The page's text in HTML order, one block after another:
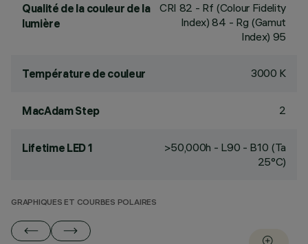
Qualité de la couleur de la
lumière
CRI 82 - Rf (Colour Fidelity
Index) 84 - Rg (Gamut
Index) 95
Température de couleur 3000 K
MacAdam Step 2
Lifetime LED 1
>50,000h - L90 - B10 (Ta
25°C)
GRAPHIQUES ET COURBES POLAIRES